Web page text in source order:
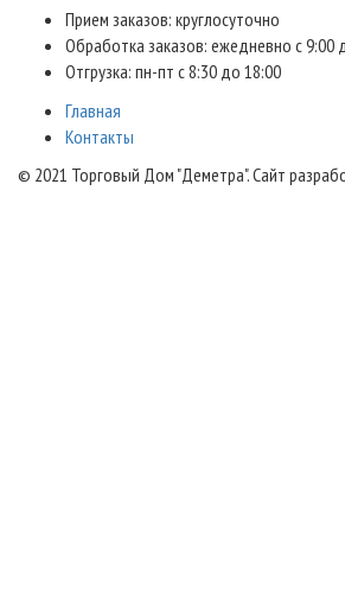
Прием заказов: круглосуточно
Обработка заказов: ежедневно с 9:00
Отгрузка: пн-пт с 8:30 до 18:00
Главная
Контакты
© 2021 Торговый Дом "Деметра". Сайт